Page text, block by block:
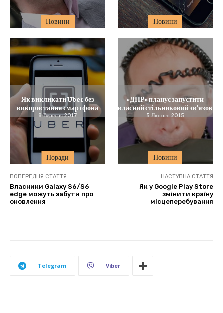
Новини Новини
Поради
Як викликати Uber без
використання смартфона
8 Вересня 2017
Новини
«ДНР» планує запустити
власний стільниковий зв’язок
5 Лютого 2015
ПОПЕРЕДНЯ СТАТТЯ
Власники Galaxy S6/S6
edge можуть забути про
оновлення
НАСТУПНА СТАТТЯ
Як у Google Play Store
змінити країну
місцеперебування
Telegram Viber